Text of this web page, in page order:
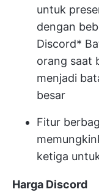
untuk
dengan
Discord*
orang saat
menjadi
besar
Fitur
ketiga
Harga Discord